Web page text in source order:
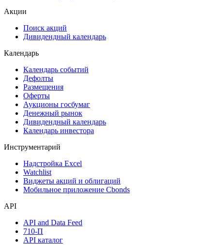
Акции
Поиск акций
Дивидендный календарь
Календарь
Календарь событий
Дефолты
Размещения
Оферты
Аукционы госбумаг
Денежный рынок
Дивидендный календарь
Календарь инвестора
Инструментарий
Надстройка Excel
Watchlist
Виджеты акций и облигаций
Мобильное приложение Cbonds
API
API and Data Feed
710-П
API каталог